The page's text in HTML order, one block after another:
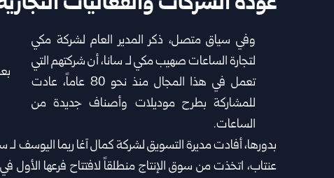
وفي سياق متصل، ذكر المدير العام لشركة مكي
لتجارة الساعات صهيب مكي لـ سانا، أن شركتهم التي
تعمل في هذا المجال منذ نحو 80 عاماً، عادت
للمشاركة بطرح موديلات وأصناف جديدة من
الساعات.
بدورها، أفادت مديرة التسويق لشركة كمال آغا ريما اليوسف لـ
عنتاب، اتخذت من سوق الإنتاج منطلقاً لافتتاح فرعها